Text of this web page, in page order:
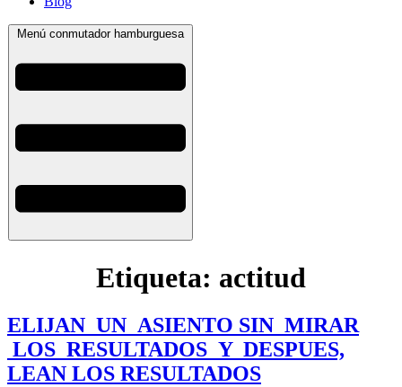
Menú conmutador hamburguesa
Etiqueta: actitud
ELIJAN UN ASIENTO SIN MIRAR
LOS RESULTADOS Y DESPUES,
LEAN LOS RESULTADOS